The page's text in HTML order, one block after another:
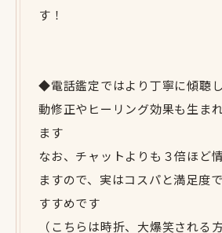
す！
◆電話鑑定ではより丁寧に傾聴
動修正やヒーリング効果も生ま
ます
なお、チャットよりも３倍ほど
ますので、実はコスパと満足度
すすめです
（こちらは時折、大爆笑される